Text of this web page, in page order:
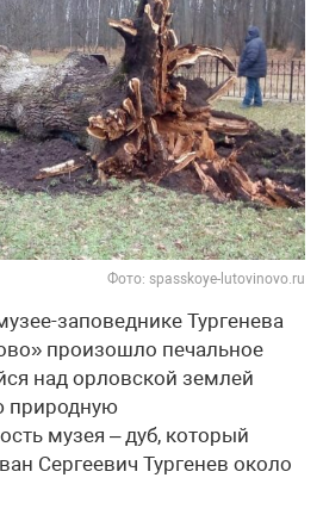
Фото: spasskoye-lutovinovo.ru
заповеднике Тургенева
произошло печальное
над орловской землей
природную
музея – дуб, который
Сергеевич Тургенев около